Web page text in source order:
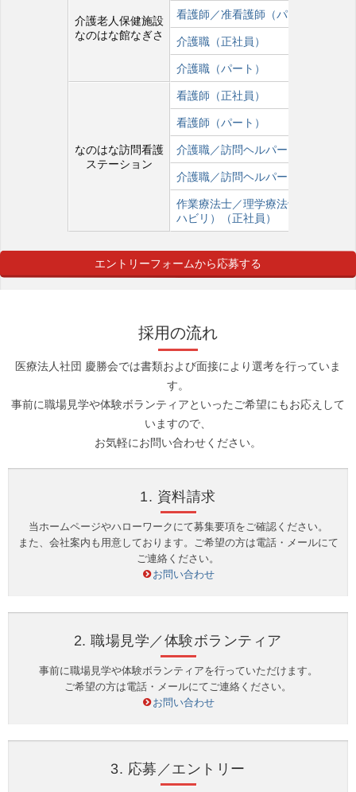
介護老人保健施設
なのはな館なぎさ
看護師／准看護師（パート）
介護職（正社員）
介護職（パート）
なのはな訪問看護
ステーション
看護師（正社員）
看護師（パート）
介護職／訪問ヘルパー（正社員）
介護職／訪問ヘルパー（パート）
作業療法士／理学療法士（訪問リ
ハビリ）（正社員）
エントリーフォームから応募する
採用の流れ
医療法人社団 慶勝会では書類および面接により選考を行っていま
す。
事前に職場見学や体験ボランティアといったご希望にもお応えして
いますので、
お気軽にお問い合わせください。
1. 資料請求
当ホームページやハローワークにて募集要項をご確認ください。
また、会社案内も用意しております。ご希望の方は電話・メールにて
ご連絡ください。
お問い合わせ
2. 職場見学／体験ボランティア
事前に職場見学や体験ボランティアを行っていただけます。
ご希望の方は電話・メールにてご連絡ください。
お問い合わせ
3. 応募／エントリー